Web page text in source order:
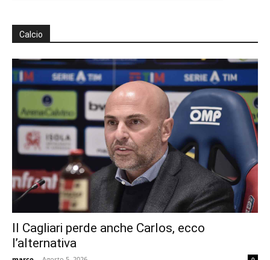
Calcio
Il Cagliari perde anche Carlos, ecco
l’alternativa